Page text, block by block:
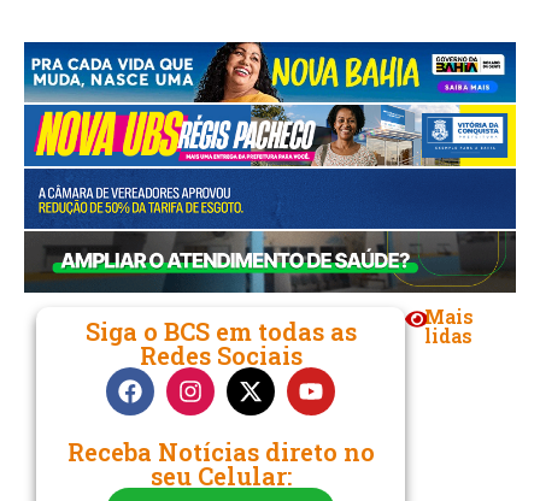
Siga o BCS em todas as
Redes Sociais
Receba Notícias direto no
seu Celular:
Mais
lidas